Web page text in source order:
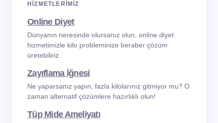
HIZMETLERIMIZ
Online Diyet
Dünyanın neresinde olursanız olun, online diyet
hizmetimizle kilo probleminize beraber çözüm
üretebiliriz.
Zayıflama İğnesi
Ne yaparsanız yapın, fazla kilolarınız gitmiyor mu? O
zaman alternatif çözümlere hazırlıklı olun!
Tüp Mide Ameliyatı